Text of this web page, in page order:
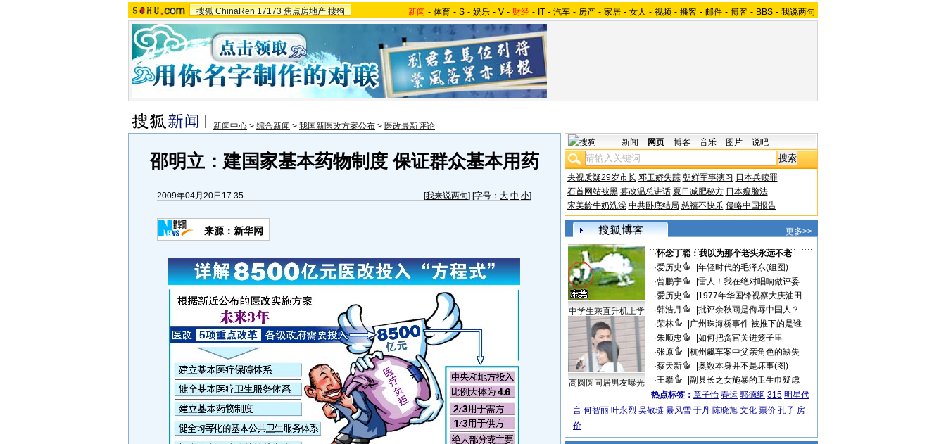
搜狐 ChinaRen 17173 焦点房地产 搜狗 新闻 - 体育 - S - 娱乐 - V - 财经 - IT - 汽车 - 房产 - 家居 - 女人 - 视频 - 播客 - 邮件 - 博客 - BBS - 我说两句
新闻中心 > 综合新闻 > 我国新医改方案公布 > 医改最新评论
邵明立：建国家基本药物制度 保证群众基本用药
2009年04月20日17:35 [我来说两句] [字号： 大 中 小]
来源： 新华网
新闻 网页 博客 音乐 图片 说吧
央视质疑29岁市长 邓玉娇失踪 朝鲜军事演习 日本兵赎罪
石首网站被黑 篡改温总讲话 夏日减肥秘方 日本瘦脸法
宋美龄牛奶洗澡 中共卧底结局 慈禧不快乐 侵略中国报告
更多>>
中学生乘直升机上学
高圆圆同居男友曝光
·怀念丁聪：我以为那个老头永远不老
·爱历史
年轻时代的毛泽东(组图)
·曾鹏宇
雷人！我在绝对唱响做评委
·爱历史
1977年华国锋视察大庆油田
·韩浩月
批评余秋雨是侮辱中国人？
·荣林
广州珠海桥事件:被推下的是谁
·朱顺忠
如何把贪官关进笼子里
·张原
杭州飙车案中父亲角色的缺失
·蔡天新
奥数本身并不是坏事(图)
·王攀
副县长之女施暴的卫生巾疑虑
热点标签： 章子怡 春运 郭德纲 315 明星代
言 何智丽 叶永烈 吴敬琏 暴风雪 于丹 陈晓旭 文化 票价 孔子 房
价